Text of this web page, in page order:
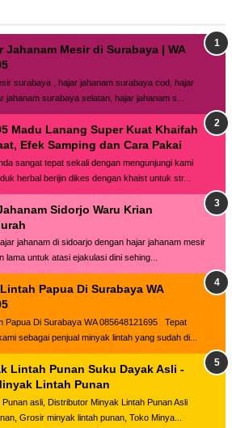
Jahanam Mesir di Surabaya | WA
surabaya , hajar jahanam surabaya cod, hajar
jahanam surabaya selatan, hajar jahanam s...
Madu Lanang Super Kuat Khaifah
Efek Samping dan Cara Pakai
sangat tepat sekali dengan mengunjungi kami
herbal berijin dikes dengan khaist untuk str...
Sidorjo Waru Krian
jahanam di sidoarjo dengan hajar jahanam mesir
lama untuk atasi ejakulasi dini sehing...
Papua Di Surabaya WA
Papua Di Surabaya WA 085648121695 Tepat
sebagai penjual minyak lintah yang sudah di...
Lintah Punan Suku Dayak Asli -
Lintah Punan
asli, Distributor Minyak Lintah Punan Asli
Grosir minyak lintah punan, Toko Minya...